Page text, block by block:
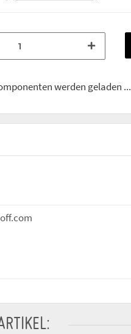
werden geladen ...